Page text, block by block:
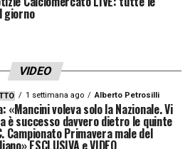
giorno
VIDEO
1 settimana ago Alberto Petrosilli
«Mancini voleva solo la Nazionale. Vi
è successo davvero dietro le quinte
Campionato Primavera male del
ESCLUSIVA e VIDEO